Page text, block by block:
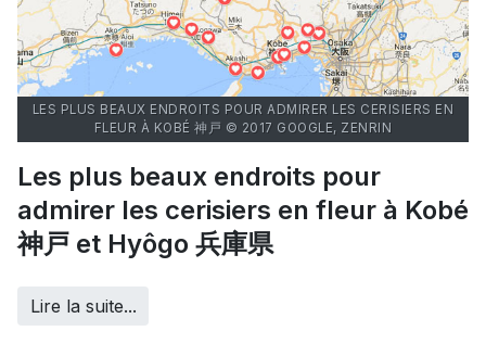
LES PLUS BEAUX ENDROITS POUR ADMIRER LES CERISIERS EN
FLEUR À KOBÉ 神戸 © 2017 GOOGLE, ZENRIN
Les plus beaux endroits pour
admirer les cerisiers en fleur à Kobé
神戸 et Hyôgo 兵庫県
Lire la suite...